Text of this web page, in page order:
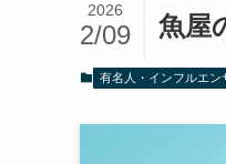
魚屋
2026
2/09
有名人・インフルエン